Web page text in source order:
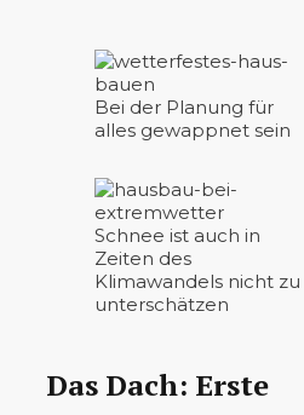
Bei der Planung für
alles gewappnet sein
Schnee ist auch in
Zeiten des
Klimawandels nicht zu
unterschätzen
Das Dach: Erste